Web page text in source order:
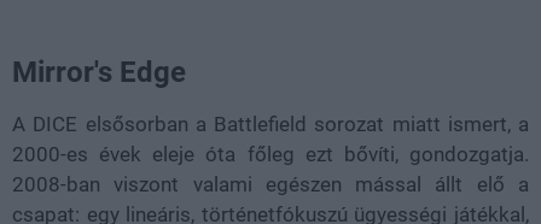
Mirror's Edge
A DICE elsősorban a Battlefield sorozat miatt ismert, a
2000-es évek eleje óta főleg ezt bővíti, gondozgatja.
2008-ban viszont valami egészen mással állt elő a
csapat: egy lineáris, történetfókuszú ügyességi játékkal,